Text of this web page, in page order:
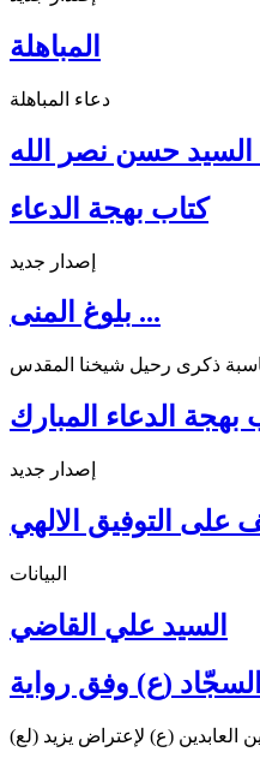
المباهلة
دعاء المباهلة
حسن نصر الله
كتاب بهجة الدعاء
إصدار جديد
بلوغ المنى ...
ذكرى رحيل شيخنا المقدس
بهجة الدعاء المبارك
إصدار جديد
على التوفيق الالهي
البيانات
السيد علي القاضي
(ع) وفق رواية
العابدين (ع) لإعتراض يزيد (لع)